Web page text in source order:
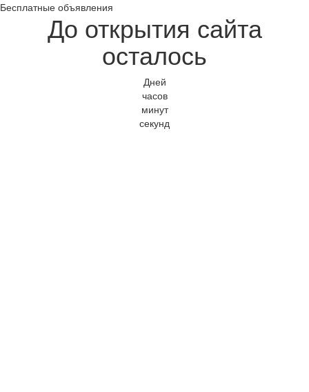
Бесплатные объявления
До открытия сайта
осталось
Дней
часов
минут
секунд